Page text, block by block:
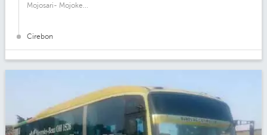
Mojosari- Mojoke...
Cirebon